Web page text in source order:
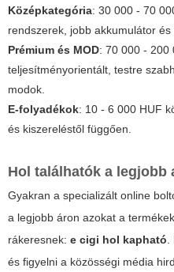
Középkategória: 30 000 - 70
rendszerek, jobb akkumulátor
Prémium és MOD: 70 000 -
teljesítményorientált, testre
modok.
E-folyadékok: 10 - 6 000 HUF
és kiszereléstől függően.
Hol találhatók a legjobb
Gyakran a specializált online
a legjobb áron azokat a
rákeresnek: e cigi hol kapható
és figyelni a közösségi média